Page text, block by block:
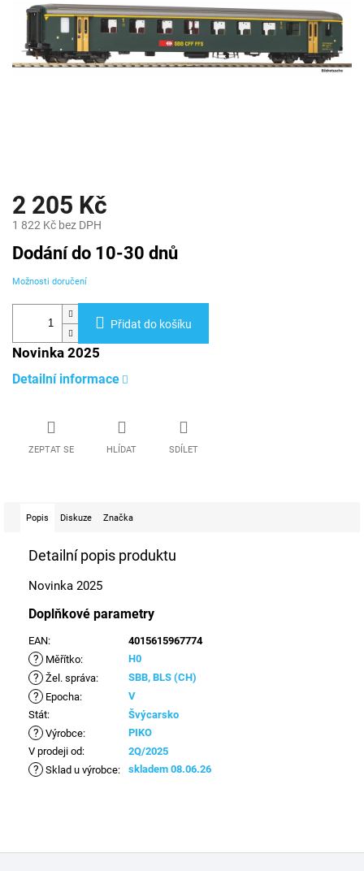
2 205 Kč
1 822 Kč bez DPH
Měrná
cena:
Dodání do 10-30 dnů
Možnosti doručení
Přidat do košíku
Novinka 2025
Detailní informace
ZEPTAT SE HLÍDAT SDÍLET
Popis Diskuze Značka
Detailní popis produktu
Novinka 2025
Doplňkové parametry
EAN: 4015615967774
? Měřítko: H0
? Žel. správa: SBB, BLS (CH)
? Epocha:
V
Stát: Švýcarsko
? Výrobce:
PIKO
V prodeji od: 2Q/2025
? Sklad u výrobce: skladem 08.06.26